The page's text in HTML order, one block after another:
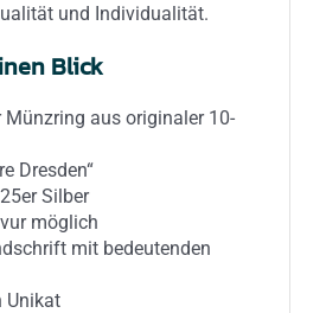
und Individualität.
Blick
aus originaler 10-
Dresden“
Silber
möglich
mit bedeutenden
Unikat